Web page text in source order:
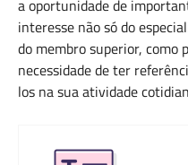
a oportunidade de
interesse não só do
do membro superior, como
necessidade de ter
los na sua atividade